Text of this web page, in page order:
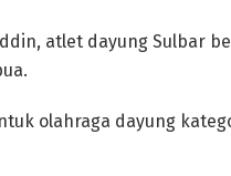
atlet dayung Sulbar
olahraga dayung